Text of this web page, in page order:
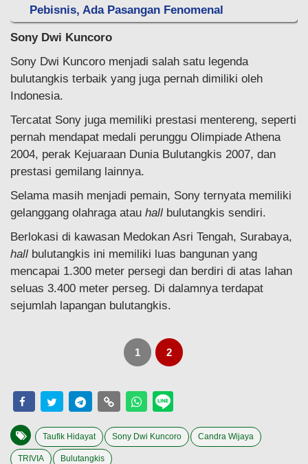
Pebisnis, Ada Pasangan Fenomenal
Sony Dwi Kuncoro
Sony Dwi Kuncoro menjadi salah satu legenda
bulutangkis terbaik yang juga pernah dimiliki oleh
Indonesia.
Tercatat Sony juga memiliki prestasi mentereng, seperti
pernah mendapat medali perunggu Olimpiade Athena
2004, perak Kejuaraan Dunia Bulutangkis 2007, dan
prestasi gemilang lainnya.
Selama masih menjadi pemain, Sony ternyata memiliki
gelanggang olahraga atau hall bulutangkis sendiri.
Berlokasi di kawasan Medokan Asri Tengah, Surabaya,
hall bulutangkis ini memiliki luas bangunan yang
mencapai 1.300 meter persegi dan berdiri di atas lahan
seluas 3.400 meter perseg. Di dalamnya terdapat
sejumlah lapangan bulutangkis.
1 2
Taufik Hidayat Sony Dwi Kuncoro Candra Wijaya
TRIVIA Bulutangkis